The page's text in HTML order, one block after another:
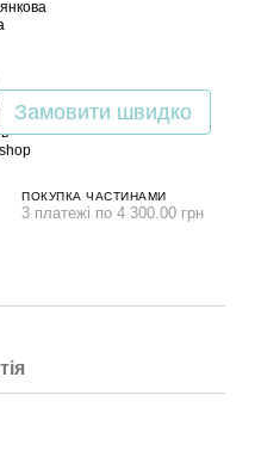
Замовити швидко
ПОКУПКА ЧАСТИНАМИ
3 платежі по 4 300.00 грн